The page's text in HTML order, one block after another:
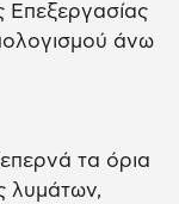
Επεξεργασίας
άνω
τα όρια
λυμάτων,